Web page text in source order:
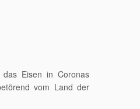
Eisen in Coronas
vom Land der